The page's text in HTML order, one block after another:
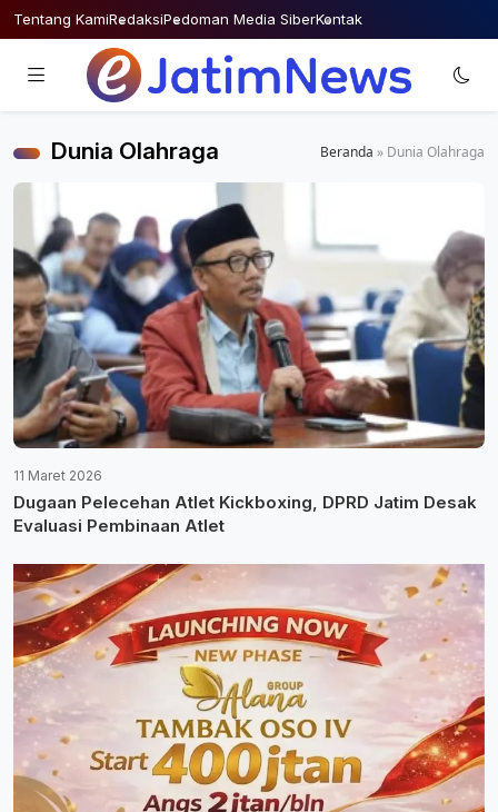
Skip
to
Tentang KamiRedaksiPedoman Media SiberKontak
Dunia Olahraga Beranda » Dunia Olahraga
11 Maret 2026
Dugaan Pelecehan Atlet Kickboxing, DPRD Jatim Desak
Evaluasi Pembinaan Atlet